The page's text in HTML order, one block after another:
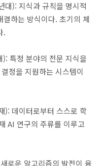
대): 지식과 규칙을 명시적
결하는 방식이다. 초기의 체
.
): 특정 분야의 전문 지식을
정을 지원하는 시스템이
): 데이터로부터 스스로 학
AI 연구의 주류를 이루고
새로운 알고리즘의 발전이 융